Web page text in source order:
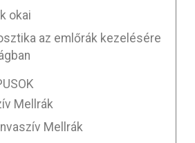
okai
az emlőrák kezelésére
Mellrák
Mellrák